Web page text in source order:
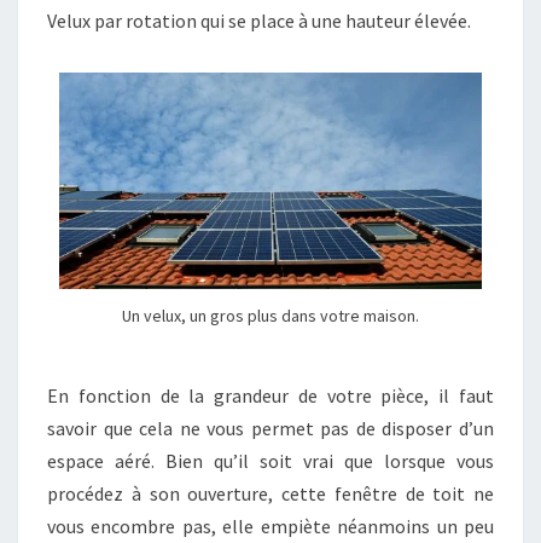
Velux par rotation qui se place à une hauteur élevée.
Un velux, un gros plus dans votre maison.
En fonction de la grandeur de votre pièce, il faut
savoir que cela ne vous permet pas de disposer d’un
espace aéré. Bien qu’il soit vrai que lorsque vous
procédez à son ouverture, cette fenêtre de toit ne
vous encombre pas, elle empiète néanmoins un peu